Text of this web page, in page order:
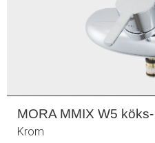
MORA MMIX W5
Krom